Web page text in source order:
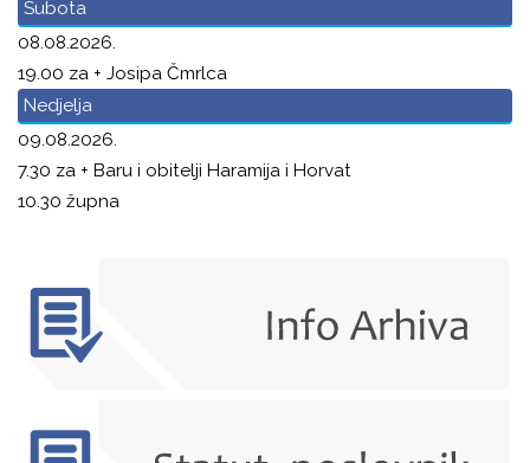
Subota
08.08.2026.
19.00 za + Josipa Čmrlca
Nedjelja
09.08.2026.
7.30 za + Baru i obitelji Haramija i Horvat
10.30 župna